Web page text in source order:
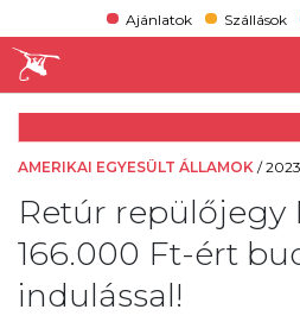
Ajánlatok Szállások
AMERIKAI EGYESÜLT ÁLLAMOK /
Retúr repülőjegy
166.000 Ft-ért
indulással!